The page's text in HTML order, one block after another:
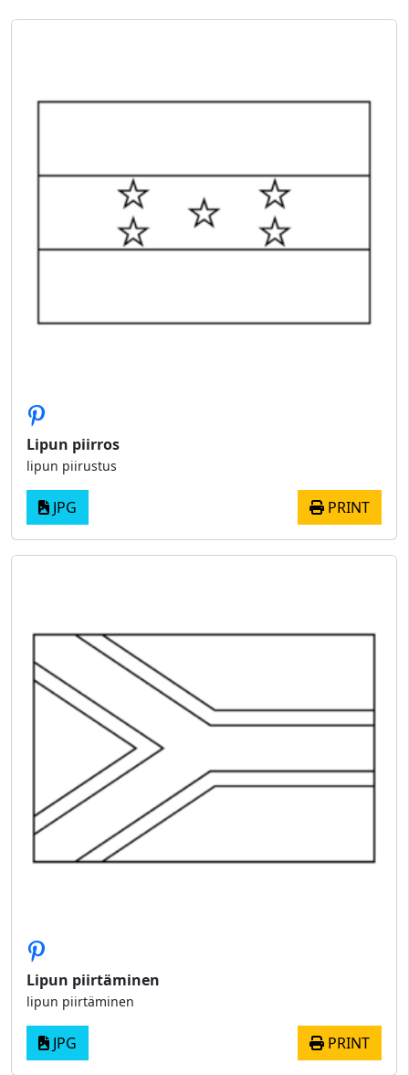
Lipun piirros
lipun piirustus
JPG PRINT
Lipun piirtäminen
lipun piirtäminen
JPG PRINT